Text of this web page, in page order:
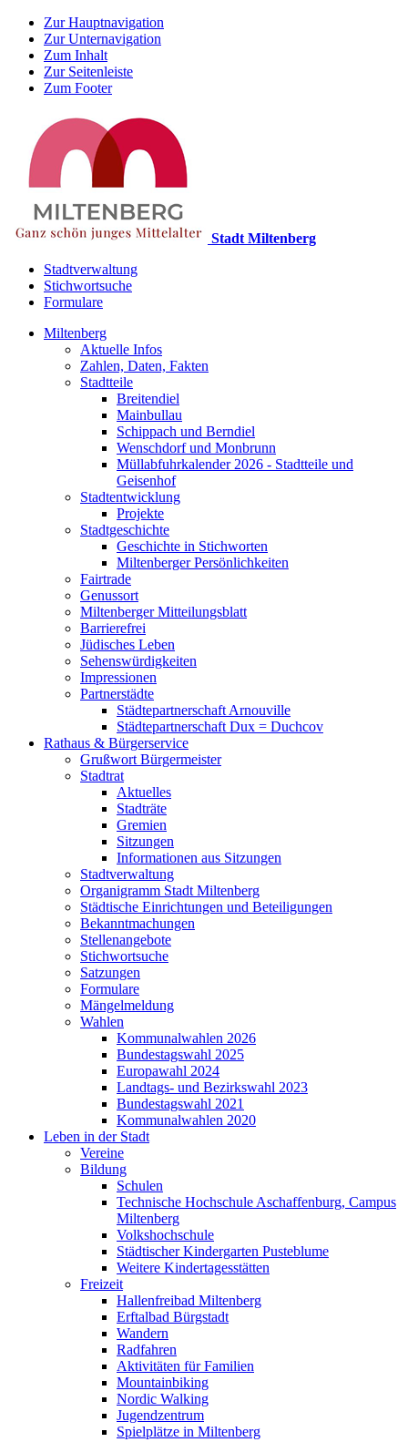
Zur Hauptnavigation
Zur Unternavigation
Zum Inhalt
Zur Seitenleiste
Zum Footer
Stadt Miltenberg
Stadtverwaltung
Stichwortsuche
Formulare
Miltenberg
Aktuelle Infos
Zahlen, Daten, Fakten
Stadtteile
Breitendiel
Mainbullau
Schippach und Berndiel
Wenschdorf und Monbrunn
Müllabfuhrkalender 2026 - Stadtteile und
Geisenhof
Stadtentwicklung
Projekte
Stadtgeschichte
Geschichte in Stichworten
Miltenberger Persönlichkeiten
Fairtrade
Genussort
Miltenberger Mitteilungsblatt
Barrierefrei
Jüdisches Leben
Sehenswürdigkeiten
Impressionen
Partnerstädte
Städtepartnerschaft Arnouville
Städtepartnerschaft Dux = Duchcov
Rathaus & Bürgerservice
Grußwort Bürgermeister
Stadtrat
Aktuelles
Stadträte
Gremien
Sitzungen
Informationen aus Sitzungen
Stadtverwaltung
Organigramm Stadt Miltenberg
Städtische Einrichtungen und Beteiligungen
Bekanntmachungen
Stellenangebote
Stichwortsuche
Satzungen
Formulare
Mängelmeldung
Wahlen
Kommunalwahlen 2026
Bundestagswahl 2025
Europawahl 2024
Landtags- und Bezirkswahl 2023
Bundestagswahl 2021
Kommunalwahlen 2020
Leben in der Stadt
Vereine
Bildung
Schulen
Technische Hochschule Aschaffenburg, Campus
Miltenberg
Volkshochschule
Städtischer Kindergarten Pusteblume
Weitere Kindertagesstätten
Freizeit
Hallenfreibad Miltenberg
Erftalbad Bürgstadt
Wandern
Radfahren
Aktivitäten für Familien
Mountainbiking
Nordic Walking
Jugendzentrum
Spielplätze in Miltenberg